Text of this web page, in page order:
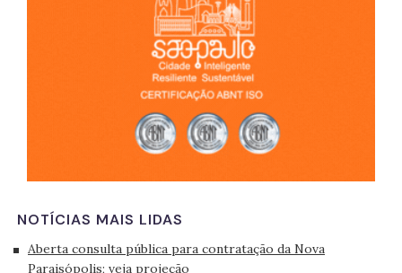
NOTÍCIAS MAIS LIDAS
Aberta consulta pública para contratação da Nova
Paraisópolis; veja projeção